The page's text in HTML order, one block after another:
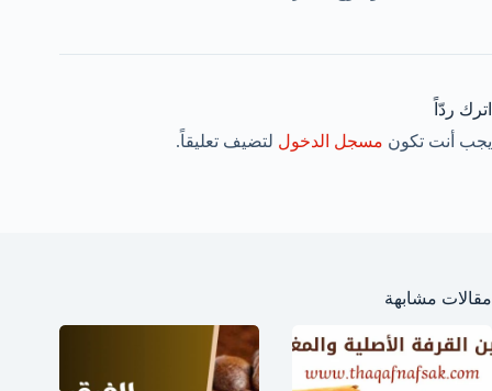
اترك ردّاً
يجب أنت تكون مسجل الدخول لتضيف تعليقاً.
مقالات مشابهة